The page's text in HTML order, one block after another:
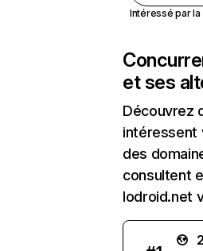
Intéressé par
et ses
Découvrez
intéressent
des
consultent
Iodroid.net